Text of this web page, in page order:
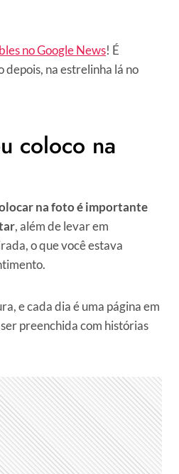
no Google News! É
depois, na estrelinha lá no
coloco na
na foto é importante
, além de levar em
o que você estava
e cada dia é uma página em
preenchida com histórias